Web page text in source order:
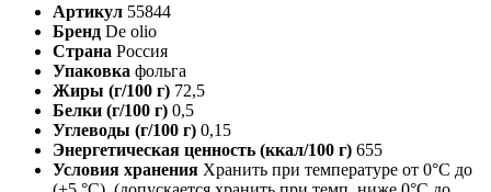
Артикул 55844
Бренд De olio
Страна Россия
Упаковка фольга
Жиры (г/100 г) 72,5
Белки (г/100 г) 0,5
Углеводы (г/100 г) 0,15
Энергетическая ценность (ккал/100 г) 655
Условия хранения Хранить при температуре от 0°С до